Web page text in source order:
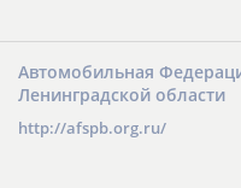
Автомобильная
Ленинградской области
http://afspb.org.ru/